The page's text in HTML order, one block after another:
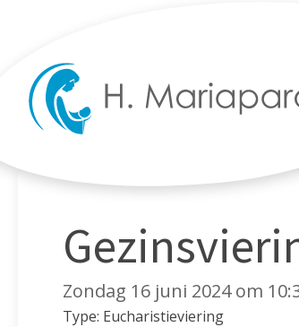
Zondag 16 juni 2024 om
Type: Eucharistieviering